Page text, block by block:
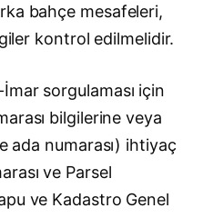
bahçe mesafeleri,
kontrol edilmelidir.
sorgulaması için
bilgilerine veya
ada numarası) ihtiyaç
ve Parsel
ve Kadastro Genel